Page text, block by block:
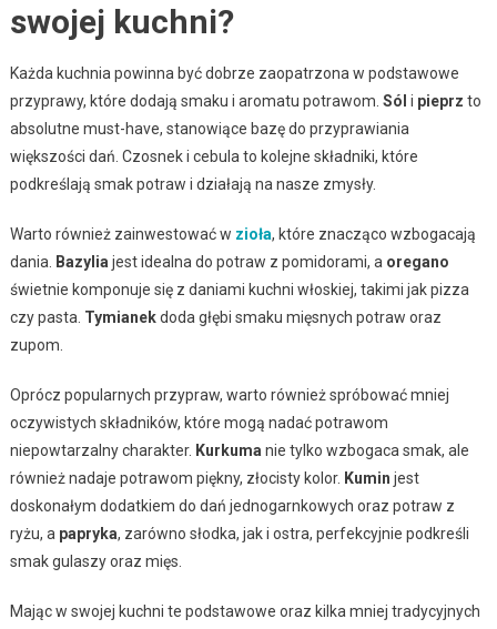
swojej kuchni?
Każda kuchnia powinna być dobrze zaopatrzona w podstawowe
przyprawy, które dodają smaku i aromatu potrawom. Sól i pieprz to
absolutne must-have, stanowiące bazę do przyprawiania
większości dań. Czosnek i cebula to kolejne składniki, które
podkreślają smak potraw i działają na nasze zmysły.
Warto również zainwestować w zioła, które znacząco wzbogacają
dania.
Bazylia jest idealna do potraw z pomidorami, a oregano
świetnie komponuje się z daniami kuchni włoskiej, takimi jak pizza
czy pasta. Tymianekdoda głębi smaku mięsnych potraw oraz
zupom.
Oprócz popularnych przypraw, warto również spróbować mniej
oczywistych składników, które mogą nadać potrawom
niepowtarzalny charakter. Kurkuma nie tylko wzbogaca smak, ale
również nadaje potrawom piękny, złocisty kolor. Kumin jest
doskonałym dodatkiem do dań jednogarnkowych oraz potraw z
ryżu, a papryka, zarówno słodka, jak i ostra, perfekcyjnie podkreśli
smak gulaszy oraz mięs.
Mając w swojej kuchni te podstawowe oraz kilka mniej tradycyjnych